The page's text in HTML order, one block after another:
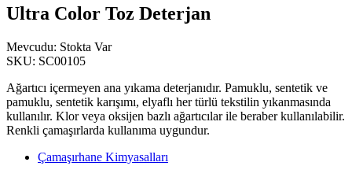
Ultra Color Toz Deterjan
Mevcudu: Stokta Var
SKU: SC00105
Ağartıcı içermeyen ana yıkama deterjanıdır. Pamuklu, sentetik ve
pamuklu, sentetik karışımı, elyaflı her türlü tekstilin yıkanmasında
kullanılır. Klor veya oksijen bazlı ağartıcılar ile beraber kullanılabilir.
Renkli çamaşırlarda kullanıma uygundur.
Çamaşırhane Kimyasalları